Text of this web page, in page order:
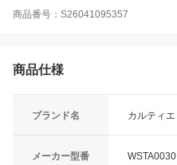
商品番号：S26041095357
商品仕様
ブランド名 カルティエ
メーカー型番 WSTA0030